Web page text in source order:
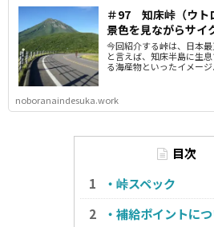
＃97 知床峠（ウト
景色を見ながらサイ
今回紹介する峠は、日本
と言えば、知床半島に生
る海産物といったイメージ
noboranaindesuka.work
目次
・峠スペック
・補給ポイントに